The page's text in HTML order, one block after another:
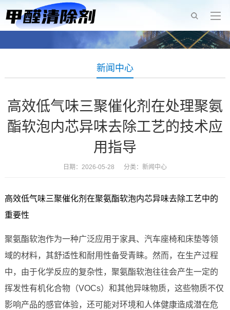
新闻中心
高效低气味三聚催化剂在处理聚氨
酯软泡内芯异味去除工艺的技术应
用指导
日期：2026-05-28 分类： 新闻中心
高效低气味三聚催化剂在聚氨酯软泡内芯异味去除工艺中的
重要性
聚氨酯软泡作为一种广泛应用于家具、汽车座椅和床垫等领
域的材料，其舒适性和耐用性备受青睐。然而，在生产过程
中，由于化学反应的复杂性，聚氨酯软泡往往会产生一定的
挥发性有机化合物（VOCs）和其他异味物质，这些物质不仅
影响产品的感官体验，还可能对环境和人体健康造成潜在危